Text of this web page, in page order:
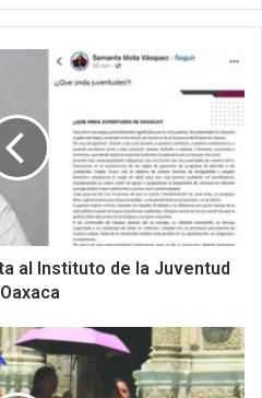
al Instituto de la Juventud